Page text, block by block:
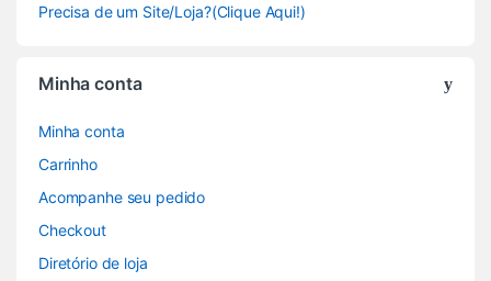
Precisa de um Site/Loja?(Clique Aqui!)
Minha conta
Minha conta
Carrinho
Acompanhe seu pedido
Checkout
Diretório de loja